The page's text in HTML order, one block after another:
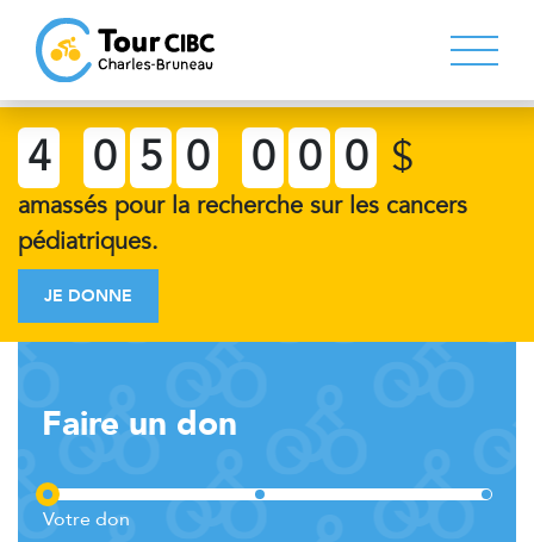
4 0 5 0 0 0 0 $
amassés pour la recherche sur les cancers
pédiatriques.
JE DONNE
Faire un don